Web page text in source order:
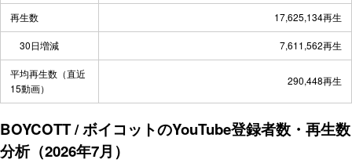
再生数 17,625,134再生
30日増減 7,611,562再生
平均再生数（直近
15動画）
290,448再生
BOYCOTT / ボイコットのYouTube登録者数・再生数
分析（2026年7月）